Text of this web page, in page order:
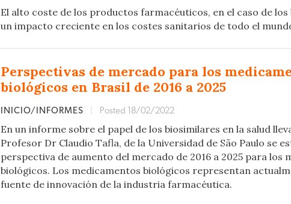
El alto coste de los productos farmacéuticos, en el caso de
un impacto creciente en los costes sanitarios de todo el
Perspectivas de mercado para los
biológicos en Brasil de 2016 a 2025
INICIO/INFORMES Posted 18/02/2022
En un informe sobre el papel de los biosimilares en la salud
Profesor Dr Claudio Tafla, de la Universidad de São Paulo se
perspectiva de aumento del mercado de 2016 a 2025 para los
biológicos. Los medicamentos biológicos representan
fuente de innovación de la industria farmacéutica.